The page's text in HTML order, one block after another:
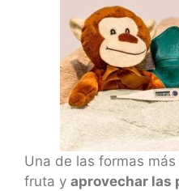
Una de las formas
fruta y aprovechar las